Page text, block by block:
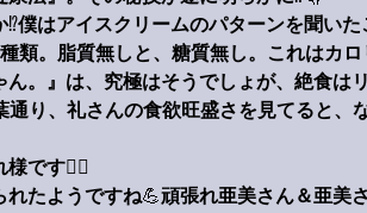
⁉️僕はアイスクリームのパターンを聞いた
種類。脂質無しと、糖質無し。これはカ
。』は、究極はそうでしょが、絶食は
り、礼さんの食欲旺盛さを見てると、
様です🙋‍♂️
れたようですね💪頑張れ亜美さん＆亜美